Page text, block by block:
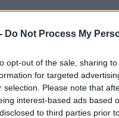
Do Not Process My
opt-out of the sale, sharing
for targeted
selection. Please note that
interest-based ads based
to third parties prior
σε σύγκριση με το
στις 30/9/2021),
στη λειτουργική